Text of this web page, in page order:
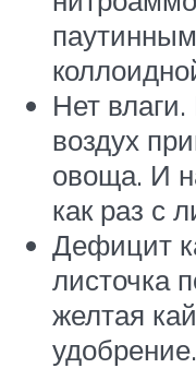
Нет
воздух
овоща. И
как раз с
Дефицит
листочка
желтая
удобрение.